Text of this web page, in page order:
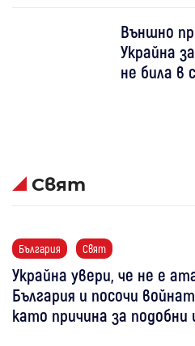
Външно
Украйна
не била в
Свят
България Свят
Украйна увери, че не е
България и посочи
като причина за подобни